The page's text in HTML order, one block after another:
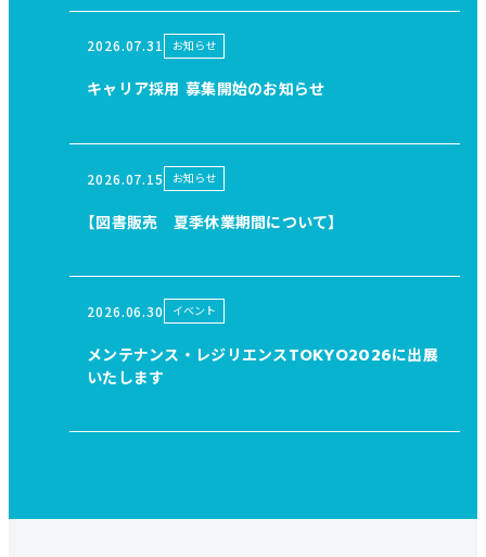
2026.07.31 お知らせ
キャリア採用 募集開始のお知らせ
2026.07.15 お知らせ
【図書販売 夏季休業期間について】
2026.06.30 イベント
メンテナンス・レジリエンスTOKYO2026に出展
いたします